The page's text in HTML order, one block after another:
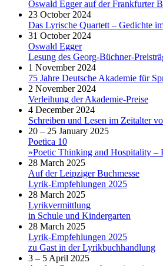
Oswald Egger auf der Frankfurter
23 October 2024
Das Lyrische Quartett – Gedichte
31 October 2024
Oswald Egger
Lesung des Georg-Büchner-
1 November 2024
75 Jahre Deutsche Akademie für
2 November 2024
Verleihung der Akademie-Preise
4 December 2024
Schreiben und Lesen im Zeitalter
20 – 25 January 2025
Poetica 10
»Poetic Thinking and Hospitality –
28 March 2025
Auf der Leipziger Buchmesse
Lyrik-Empfehlungen 2025
28 March 2025
Lyrikvermittlung
in Schule und Kindergarten
28 March 2025
Lyrik-Empfehlungen 2025
zu Gast in der Lyrikbuchhandlung
3 – 5 April 2025